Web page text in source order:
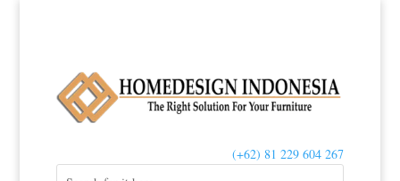
(+62) 81 229 604 267